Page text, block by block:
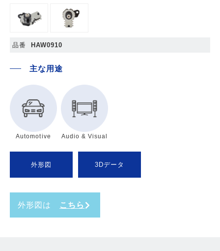
品番 HAW0910
主な用途
Automotive Audio & Visual
外形図 3Dデータ
外形図は こちら